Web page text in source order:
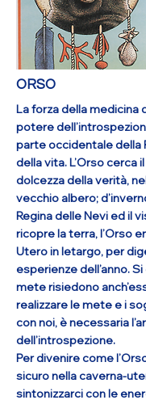
conoscere la Capanna
modo che i tuoi scopi
concretamente. Questa
dell’Orso.
More
ORSO
La forza della medicina
potere
parte occidentale della
della vita. L’Orso cerca
dolcezza della verità,
vecchio albero;
Regina delle Nevi ed il
ricopre la terra, l’Orso
Utero in letargo, per
esperienze dell’anno.
mete risiedono
realizzare le mete e i
con noi, è necessaria
dell’introspezione.
Per divenire come
sicuro nella caverna-
sintonizzarci con le